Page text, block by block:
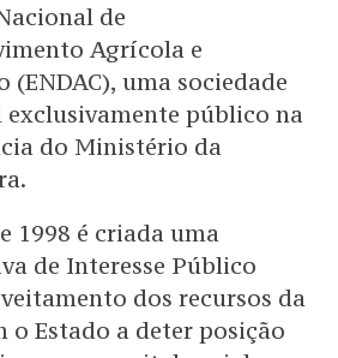
de
Agrícola e
(ENDAC), uma sociedade
exclusivamente público na
do Ministério da
1998 é criada uma
de Interesse Público
dos recursos da
o Estado a deter posição